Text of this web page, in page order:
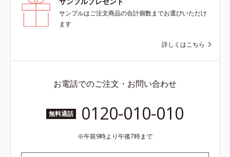
サンプルはご注文商品の合計個数までお選びいただけ
ます
詳しくはこちら
お電話でのご注文・お問い合わせ
無料通話 0120-010-010
午前9時より午後7時まで